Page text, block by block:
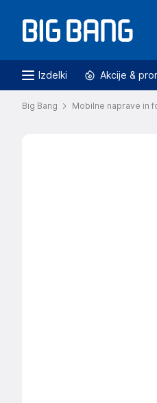
Izdelki Akcije &
Big Bang Mobilne naprave in